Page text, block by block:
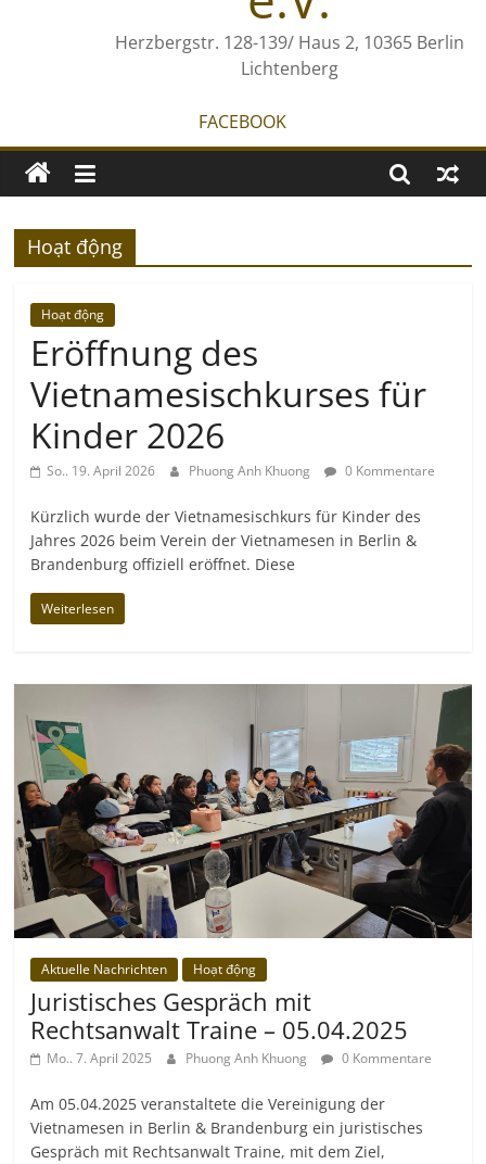
Herzbergstr. 128-139/ Haus 2, 10365 Berlin
Lichtenberg
FACEBOOK
Hoạt động
Hoạt động
Eröffnung des
Vietnamesischkurses für
Kinder 2026
So.. 19. April 2026 Phuong Anh Khuong 0 Kommentare
Kürzlich wurde der Vietnamesischkurs für Kinder des
Jahres 2026 beim Verein der Vietnamesen in Berlin &
Brandenburg offiziell eröffnet. Diese
Weiterlesen
Aktuelle Nachrichten Hoạt động
Juristisches Gespräch mit
Rechtsanwalt Traine – 05.04.2025
Mo.. 7. April 2025 Phuong Anh Khuong 0 Kommentare
Am 05.04.2025 veranstaltete die Vereinigung der
Vietnamesen in Berlin & Brandenburg ein juristisches
Gespräch mit Rechtsanwalt Traine, mit dem Ziel,